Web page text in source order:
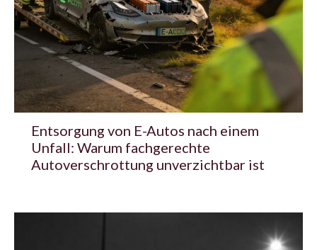
Entsorgung von E-Autos nach einem
Unfall: Warum fachgerechte
Autoverschrottung unverzichtbar ist